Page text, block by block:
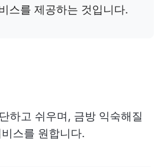
스를 제공하는 것입니다.
하고 쉬우며, 금방 익숙해질
스를 원합니다.